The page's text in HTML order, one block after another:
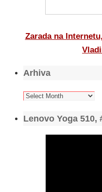
Zarada na
Arhiva
Arhiva
Lenovo Yoga 510,